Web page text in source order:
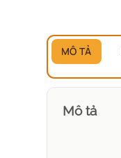
MÔ TẢ
Mô tả